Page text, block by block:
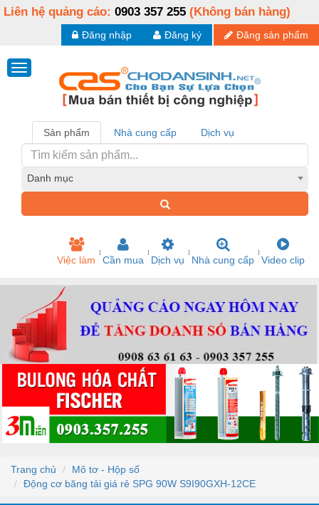
Liên hệ quảng cáo: 0903 357 255 (Không bán hàng)
Đăng sản phẩm
Đăng ký
Đăng nhập
Sản phẩm Nhà cung cấp Dịch vụ
Danh mục
Việc làm Cần mua Dịch vụ Nhà cung cấp Video clip
Trang chủ
Mô tơ - Hộp số
Động cơ băng tải giá rẻ SPG 90W S9I90GXH-12CE